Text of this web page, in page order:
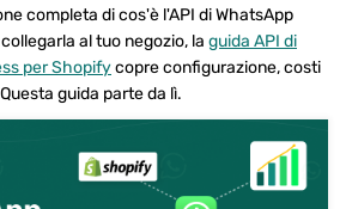
completa di cos'è l'API di WhatsApp
al tuo negozio, la guida API di
per Shopifycopre configurazione, costi
guida parte da lì.